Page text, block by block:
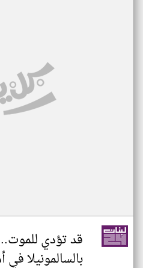
قد تؤدي
بالسالمونيلا في